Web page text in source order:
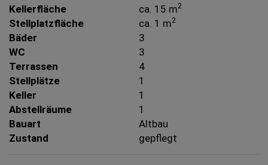
Kellerfläche ca. 15 m2
Stellplatzfläche ca. 1 m2
Bäder
3
WC
3
Terrassen
4
Stellplätze
1
Keller
1
Abstellräume
1
Bauart
Altbau
Zustand
gepflegt